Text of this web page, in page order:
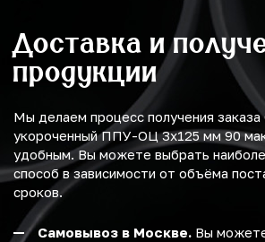
Доставка и
продукции
Мы делаем процесс получения
укороченный ППУ-ОЦ 3х125 мм 90
удобным. Вы можете выбрать
способ в зависимости от объёма
сроков.
Самовывоз в Москве. Вы